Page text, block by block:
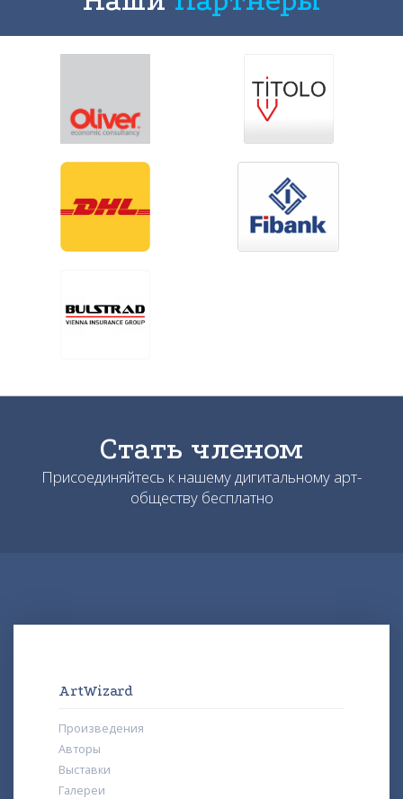
Стать членом
Присоединяйтесь к нашему дигитальному арт-
обществу бесплатно
ArtWizard
Произведения
Авторы
Выставки
Галереи